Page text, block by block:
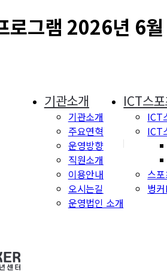
로그램 2026년 6
기관소개
기관소개
주요연혁
운영방향
직원소개
이용안내
오시는길
운영법인 소개
ICT스
ICT
ICT
스
벙